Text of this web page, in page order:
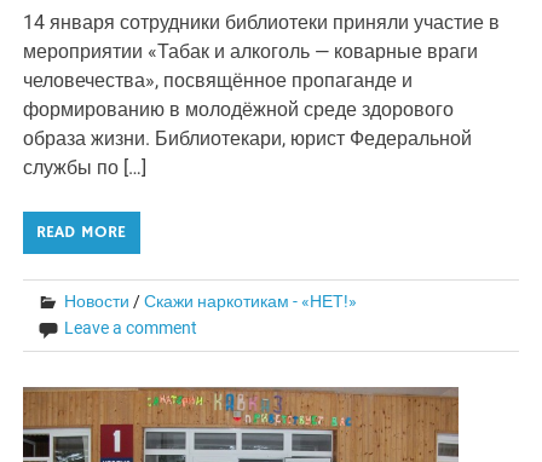
14 января сотрудники библиотеки приняли участие в
мероприятии «Табак и алкоголь — коварные враги
человечества», посвящённое пропаганде и
формированию в молодёжной среде здорового
образа жизни. Библиотекари, юрист Федеральной
службы по […]
READ MORE
Новости /Скажи наркотикам - «НЕТ!»
Leave a comment